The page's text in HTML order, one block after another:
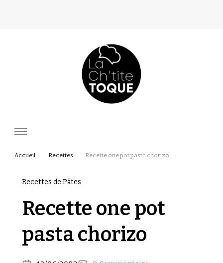
Accueil Recettes Recette one pot pasta chorizo
Recettes de Pâtes
Recette one pot
pasta chorizo